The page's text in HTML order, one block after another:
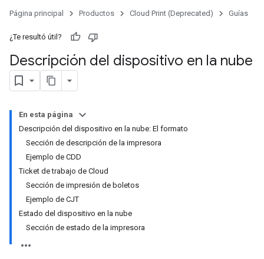
Página principal Productos Cloud Print (Deprecated) Guías
¿Te resultó útil?
Descripción del dispositivo en la nube
En esta página
Descripción del dispositivo en la nube: El formato
Sección de descripción de la impresora
Ejemplo de CDD
Ticket de trabajo de Cloud
Sección de impresión de boletos
Ejemplo de CJT
Estado del dispositivo en la nube
Sección de estado de la impresora